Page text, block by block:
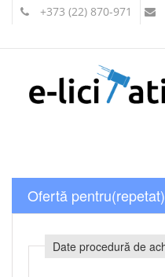
+373 (22) 870-971
Ofertă
Date procedură de